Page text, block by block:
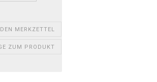
MERKZETTEL
ZUM PRODUKT